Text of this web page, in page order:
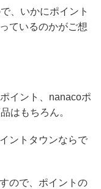
、いかにポイント
ているのかがご想
イント、nanacoポ
はもちろん。
ントタウンならで
ので、ポイントの